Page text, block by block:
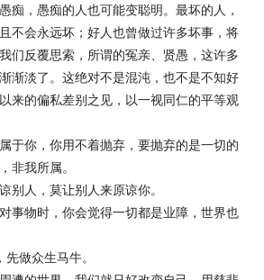
痴，愚痴的人也可能变聪明。最坏的人，
不会永远坏；好人也曾做过许多坏事，将
们反覆思索，所谓的冤亲、贤愚，这许多
渐淡了。这绝对不是混沌，也不是不知好
来的偏私差别之见，以一视同仁的平等观
于你，你用不着抛弃，要抛弃的是一切的
非我所属。
别人，莫让别人来原谅你。
事物时，你会觉得一切都是业障，世界也
做众生马牛。